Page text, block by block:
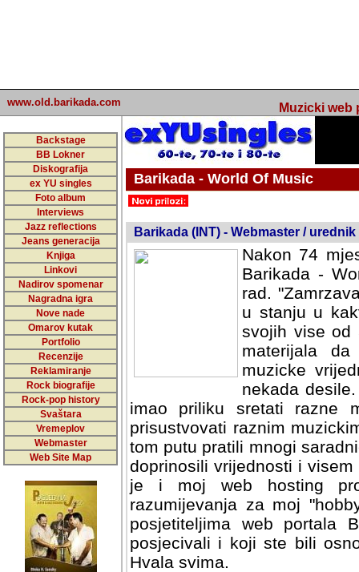
www.old.barikada.com Muzicki web
Backstage
BB Lokner
Diskografija
ex YU singles
Foto album
Interviews
Jazz reflections
Jeans generacija
Knjiga
Linkovi
Nadirov spomenar
Nagradna igra
Nove nade
Omarov kutak
Portfolio
Recenzije
Reklamiranje
Rock biografije
Rock-pop history
Svaštara
Vremeplov
Webmaster
Web Site Map
Barikada - World Of Music
Barikada (INT) - Webmaster / urednik
Nakon 74
Barikada -
rad.
u stanju u
svojih vise od
materijala
muzicke
nekada
imao priliku sretati razne
prisustvovati raznim
tom putu pratili mnogi
doprinosili vrijednosti i
je i moj web hosting
razumijevanja za moj
posjetiteljima web portala
posjecivali i koji ste bili
Hvala svima.